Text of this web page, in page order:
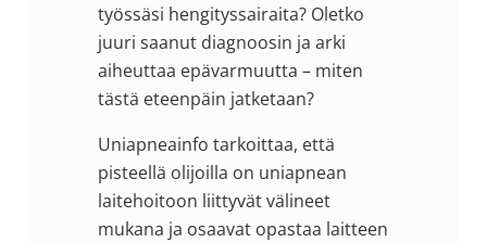
työssäsi hengityssairaita? Oletko
juuri saanut diagnoosin ja arki
aiheuttaa epävarmuutta – miten
tästä eteenpäin jatketaan?
Uniapneainfo tarkoittaa, että
pisteellä olijoilla on uniapnean
laitehoitoon liittyvät välineet
mukana ja osaavat opastaa laitteen